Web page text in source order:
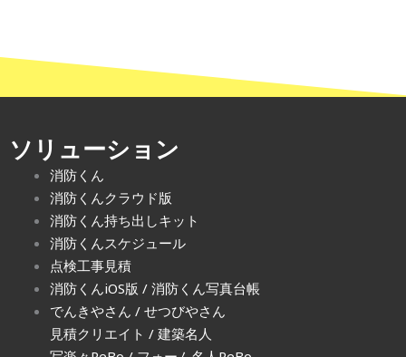
ソリューション
消防くん
消防くんクラウド版
消防くん持ち出しキット
消防くんスケジュール
点検工事見積
消防くんiOS版 / 消防くん写真台帳
でんきやさん / せつびやさん
見積クリエイト / 建築名人